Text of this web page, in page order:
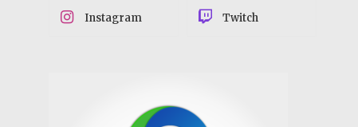
Instagram Twitch